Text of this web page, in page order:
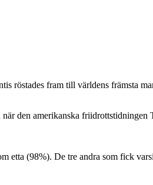
röstades fram till världens främsta
den amerikanska
etta (98%). De tre andra som fick